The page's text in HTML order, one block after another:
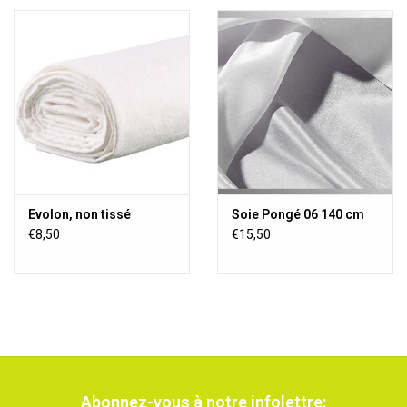
Evolon, non tissé
€8,50
Soie Pongé 06 140 cm
€15,50
Abonnez-vous à notre infolettre: